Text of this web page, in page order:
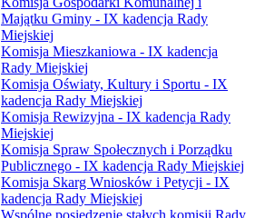
Majątku Gminy - IX kadencja Rady
Miejskiej
Komisja Mieszkaniowa - IX kadencja
Rady Miejskiej
Komisja Oświaty, Kultury i Sportu - IX
kadencja Rady Miejskiej
Komisja Rewizyjna - IX kadencja Rady
Miejskiej
Komisja Spraw Społecznych i Porządku
Publicznego - IX kadencja Rady Miejskiej
Komisja Skarg Wniosków i Petycji - IX
kadencja Rady Miejskiej
Wspólne posiedzenie stałych komisji Rady